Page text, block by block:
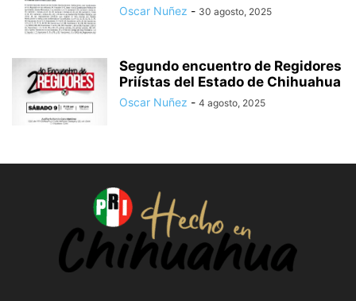
Oscar Nuñez - 30 agosto, 2025
Segundo encuentro de Regidores
Priístas del Estado de Chihuahua
Oscar Nuñez - 4 agosto, 2025